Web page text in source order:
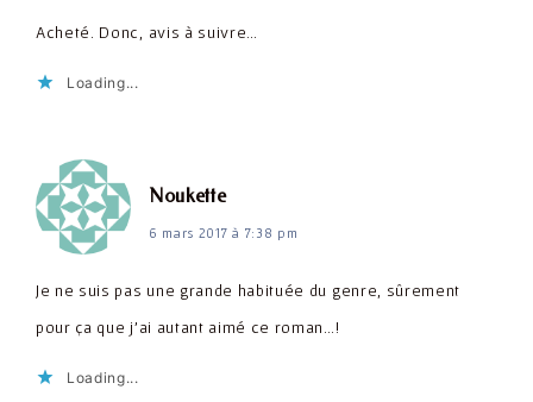
Acheté. Donc, avis à suivre…
Loading...
Noukettedit :
6 mars 2017 à 7:38 pm
Je ne suis pas une grande habituée du genre, sûrement
pour ça que j'ai autant aimé ce roman…!
Loading...